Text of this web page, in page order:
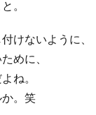
。
けないように、
めに、
ね。
。笑